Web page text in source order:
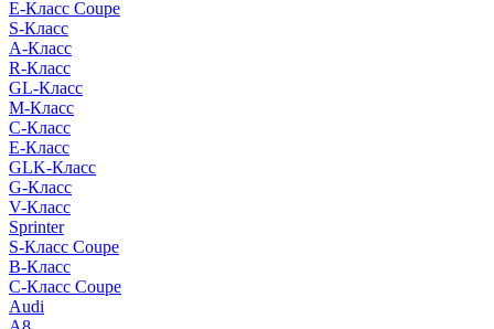
E-Класс Coupe
S-Класс
A-Класс
R-Класс
GL-Класс
M-Класс
C-Класс
E-Класс
GLK-Класс
G-Класс
V-Класс
Sprinter
S-Класс Сoupe
B-Класс
C-Класс Coupe
Audi